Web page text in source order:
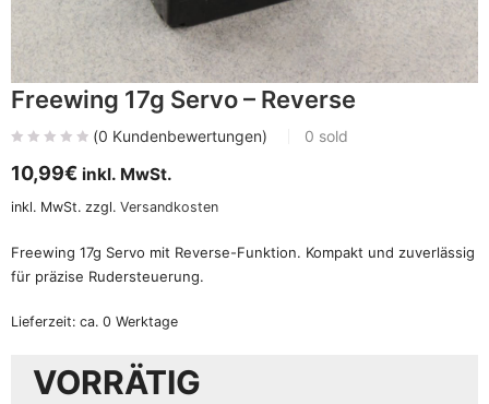
Freewing 17g Servo – Reverse
(0 Kundenbewertungen) 0 sold
10,99€ inkl. MwSt.
inkl. MwSt. zzgl. Versandkosten
Freewing 17g Servo mit Reverse-Funktion. Kompakt und zuverlässig
für präzise Rudersteuerung.
Lieferzeit: ca. 0 Werktage
VORRÄTIG